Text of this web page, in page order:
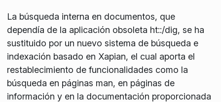
La búsqueda interna en documentos, que
dependía de la aplicación obsoleta ht::/dig, se ha
sustituido por un nuevo sistema de búsqueda e
indexación basado en Xapian, el cual aporta el
restablecimiento de funcionalidades como la
búsqueda en páginas man, en páginas de
información y en la documentación proporcionada